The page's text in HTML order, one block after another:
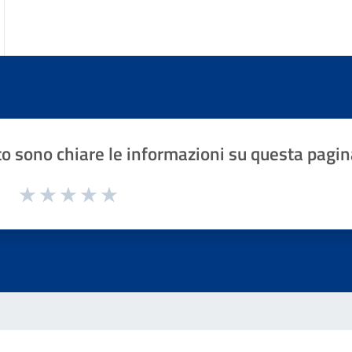
sono chiare le informazioni su questa
1 a 5 stelle la pagina